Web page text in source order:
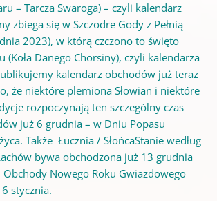
– Tarcza Swaroga) – czyli kalendarz
zbiega się w Szczodre Gody z Pełnią
2023), w którą czczono to święto
(Koła Danego Chorsiny), czyli kalendarza
kalendarz obchodów już teraz
że niektóre plemiona Słowian i niektóre
rozpoczynają ten szczególny czas
już 6 grudnia – w Dniu Popasu
Także Łucznia / SłońcaStanie według
bywa obchodzona już 13 grudnia
Nowego Roku Gwiazdowego
stycznia.